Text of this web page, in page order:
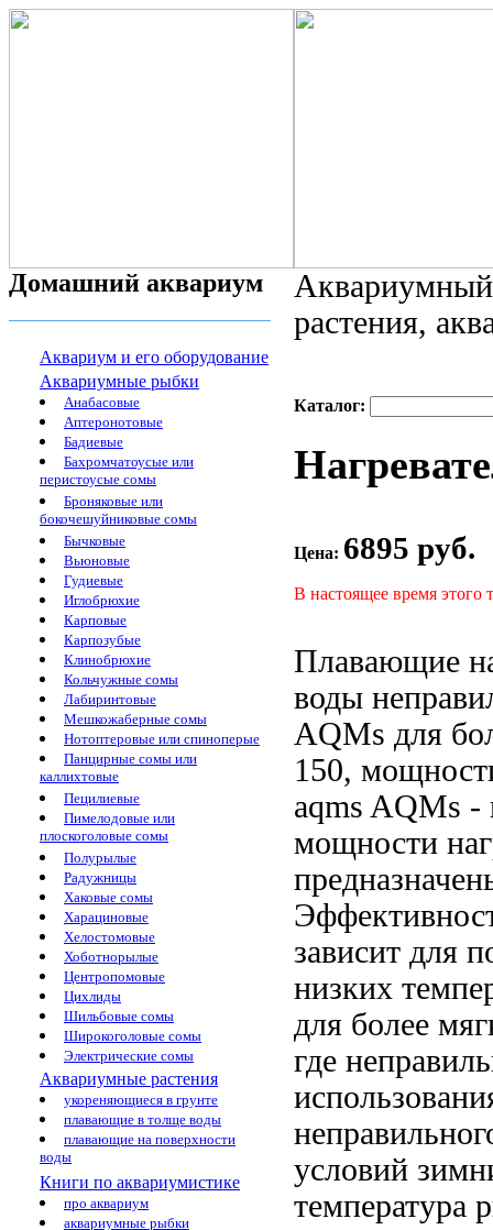
Домашний аквариум
Аквариум и его оборудование
Аквариумные рыбки
Анабасовые
Аптеронотовые
Бадиевые
Бахромчатоусые или
перистоусые сомы
Броняковые или
бокочешуйниковые сомы
Бычковые
Вьюновые
Гудиевые
Иглобрюхие
Карповые
Карпозубые
Клинобрюхие
Кольчужные сомы
Лабиринтовые
Мешкожаберные сомы
Нотоптеровые или спиноперые
Панцирные сомы или
каллихтовые
Пецилиевые
Пимелодовые или
плоскоголовые сомы
Полурылые
Радужницы
Хаковые сомы
Харациновые
Хелостомовые
Хоботнорылые
Центропомовые
Цихлиды
Шильбовые сомы
Широкоголовые сомы
Электрические сомы
Аквариумные растения
укореняющиеся в грунте
плавающие в толще воды
плавающие на поверхности
воды
Книги по аквариумистике
про аквариум
аквариумные рыбки
растения,
Каталог:
Цена: 6895 руб.
В настоящее время этого
Плавающие
воды
AQMs для
150,
aqms AQMs -
мощности
зависит для
низких
для более
где
условий
температура